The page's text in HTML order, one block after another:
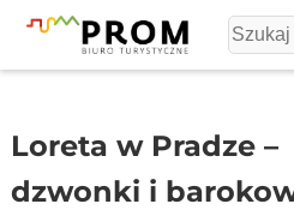
Loreta w Pradze –
dzwonki i